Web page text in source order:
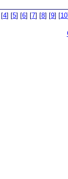
[4] [5] [6] [7] [8] [9] [10